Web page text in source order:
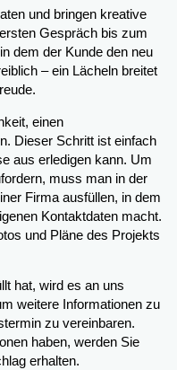
und bringen kreative
Gespräch bis zum
dem der Kunde den neu
– ein Lächeln breitet
einen
Dieser Schritt ist einfach
aus erledigen kann. Um
muss man in der
Firma ausfüllen, in dem
Kontaktdaten macht.
und Pläne des Projekts
hat, wird es an uns
weitere Informationen zu
zu vereinbaren.
haben, werden Sie
erhalten.